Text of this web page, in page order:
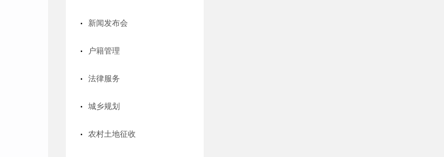
新闻发布会
户籍管理
法律服务
城乡规划
农村土地征收